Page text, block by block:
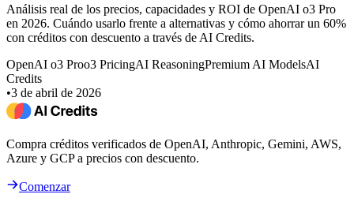
Análisis real de los precios, capacidades y ROI de OpenAI o3 Pro
en 2026. Cuándo usarlo frente a alternativas y cómo ahorrar un 60%
con créditos con descuento a través de AI Credits.
OpenAI o3 Proo3 PricingAI ReasoningPremium AI ModelsAI
Credits
•3 de abril de 2026
Compra créditos verificados de OpenAI, Anthropic, Gemini, AWS,
Azure y GCP a precios con descuento.
Comenzar